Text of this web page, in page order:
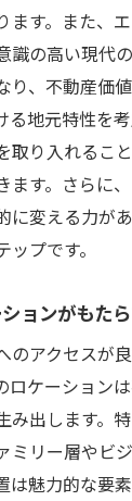
ます。また、
識の高い現代
り、不動産価
る地元特性を
取り入れるこ
ます。さらに
に変える力が
プです。
ョンがもた
のアクセスが
ロケーション
み出します。
ミリー層やビ
は魅力的な要